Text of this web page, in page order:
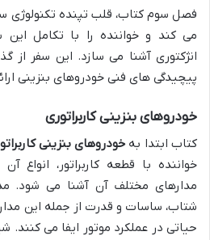
فصل سوم کتاب، قلب تپنده تکنولوژی
می کند و خواننده را با تکامل این
انژکتوری آشنا می سازد. این سفر از
پیچیدگی های فنی خودروهای بنزینی
خودروهای بنزینی کاربراتوری
کتاب ابتدا به خودروهای بنزینی
خواننده با قطعه کاربراتور، انواع
مدارهای مختلف آن آشنا می شود.
شتاب، ساسات و قدرت از جمله این
حیاتی در عملکرد موتور ایفا می کنند.